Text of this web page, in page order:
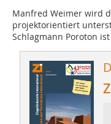
Manfred Weimer wird
projektorientiert
Schlagmann Poroton